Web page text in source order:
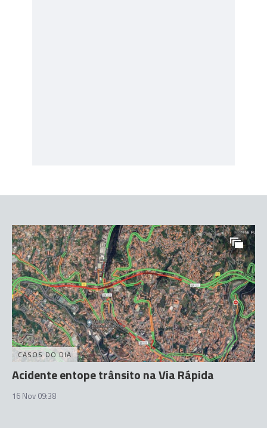
CASOS DO DIA
Acidente entope trânsito na Via Rápida
16 Nov 09:38